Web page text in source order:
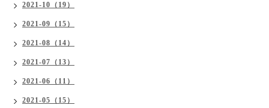
2021-10（19）
2021-09（15）
2021-08（14）
2021-07（13）
2021-06（11）
2021-05（15）